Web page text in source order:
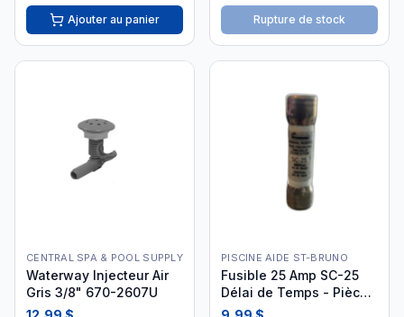
Ajouter au panier Rupture de stock
CENTRAL SPA & POOL SUPPLY
Waterway Injecteur Air
Gris 3/8" 670-2607U
PISCINE AIDE ST-BRUNO
Fusible 25 Amp SC-25
Délai de Temps - Pièce
Spa